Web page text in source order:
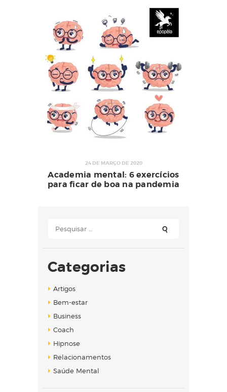
24 DE MARÇO DE 2020
Academia mental: 6 exercícios
para ficar de boa na pandemia
Categorias
Artigos
Bem-estar
Business
Coach
Hipnose
Relacionamentos
Saúde Mental